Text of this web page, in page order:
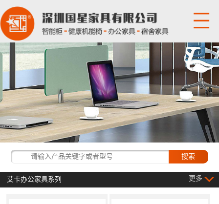
网站首页
关于国星
产品展示
国星资讯
更多
艾卡办公家具系列